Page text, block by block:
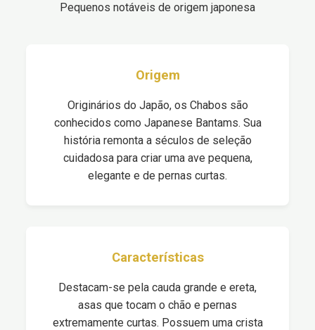
Pequenos notáveis de origem japonesa
Origem
Originários do Japão, os Chabos são
conhecidos como Japanese Bantams. Sua
história remonta a séculos de seleção
cuidadosa para criar uma ave pequena,
elegante e de pernas curtas.
Características
Destacam-se pela cauda grande e ereta,
asas que tocam o chão e pernas
extremamente curtas. Possuem uma crista